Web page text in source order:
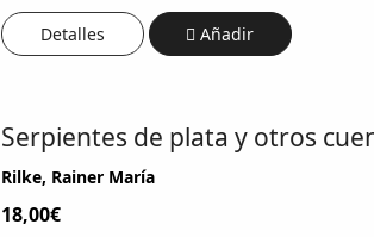
Detalles Añadir
Serpientes de plata y otros
Rilke, Rainer María
18,00€